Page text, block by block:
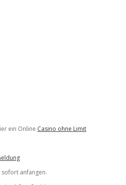
ein Online Casino ohne Limit
sofort anfangen.